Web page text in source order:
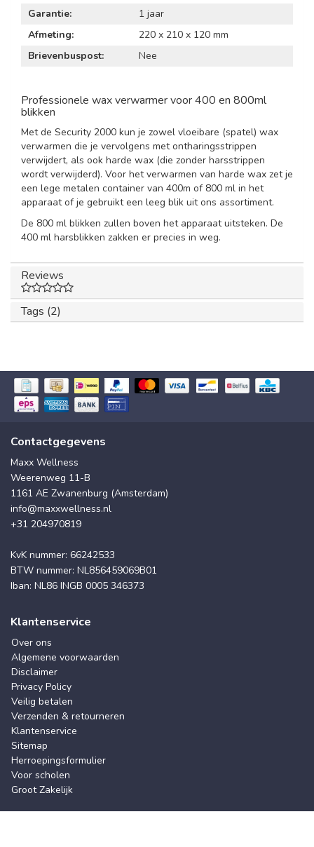
Garantie:
1 jaar
Afmeting:
220 x 210 x 120 mm
Brievenbuspost:
Nee
Professionele wax verwarmer voor 400 en 800ml
blikken
Met de Security 2000 kun je zowel vloeibare (spatel) wax
verwarmen die je vervolgens met ontharingsstrippen
verwijdert, als ook harde wax (die zonder harsstrippen
wordt verwijderd). Voor het verwarmen van harde wax zet je
een lege metalen container van 400m of 800 ml in het
apparaat of je gebruikt een leeg blik uit ons assortiment.
De 800 ml blikken zullen boven het apparaat uitsteken. De
400 ml harsblikken zakken er precies in weg.
Reviews
Tags (2)
Contactgegevens
Maxx Wellness
Weerenweg 11-B
1161 AE Zwanenburg (Amsterdam)
info@maxxwellness.nl
+31 204970819
KvK nummer: 66242533
BTW nummer: NL856459069B01
Iban: NL86 INGB 0005 346373
Klantenservice
Over ons
Algemene voorwaarden
Disclaimer
Privacy Policy
Veilig betalen
Verzenden & retourneren
Klantenservice
Sitemap
Herroepingsformulier
Voor scholen
Groot Zakelijk